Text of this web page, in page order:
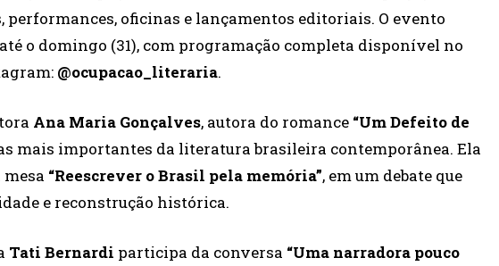
oficinas e lançamentos editoriais. O evento
até o domingo (31), com programação completa disponível no
@ocupacao_literaria.
Ana Maria Gonçalves, autora do romance “Um Defeito de
mais importantes da literatura brasileira contemporânea. Ela
“Reescrever o Brasil pela memória”, em um debate que
e reconstrução histórica.
Tati Bernardi participa da conversa “Uma narradora pouco